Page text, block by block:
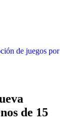
de juegos por
de 15